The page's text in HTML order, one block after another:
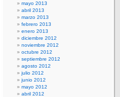
mayo 2013
abril 2013
marzo 2013
febrero 2013
enero 2013
diciembre 2012
noviembre 2012
octubre 2012
septiembre 2012
agosto 2012
julio 2012
junio 2012
mayo 2012
abril 2012